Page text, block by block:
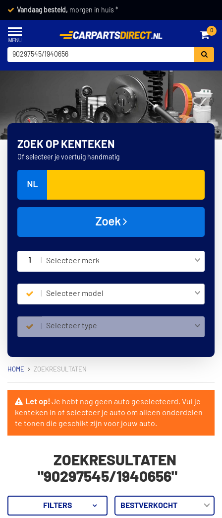
Vandaag besteld, morgen in huis *
0
ZOEK OP KENTEKEN
Of selecteer je voertuig handmatig
NL
Zoek
1 Selecteer merk
Selecteer model
Selecteer type
HOME ZOEKRESULTATEN
Let op!Je hebt nog geen auto geselecteerd. Vul je
kenteken in of selecteer je auto om alleen onderdelen
te tonen die geschikt zijn voor jouw auto.
ZOEKRESULTATEN
"90297545/1940656"
FILTERS